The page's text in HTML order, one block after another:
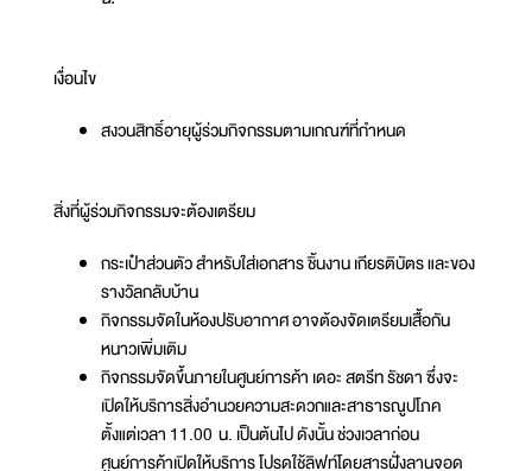
เงื่อนไข
สงวนสิทธิ์อายุผู้ร่วมกิจกรรมตามเกณฑ์ที่กำหนด
สิ่งที่ผู้ร่วมกิจกรรมจะต้องเตรียม
กระเป๋าส่วนตัว สำหรับใส่เอกสาร ชิ้นงาน เกียรติบัตร และของ
รางวัลกลับบ้าน
กิจกรรมจัดในห้องปรับอากาศ อาจต้องจัดเตรียมเสื้อกัน
หนาวเพิ่มเติม
กิจกรรมจัดขึ้นภายในศูนย์การค้า เดอะ สตรีท รัชดา ซึ่งจะ
เปิดให้บริการสิ่งอำนวยความสะดวกและสาธารณูปโภค
ตั้งแต่เวลา 11.00 น. เป็นต้นไป ดังนั้น ช่วงเวลาก่อน
ศูนย์การค้าเปิดให้บริการ โปรดใช้ลิฟท์โดยสารฝั่งลานจอด